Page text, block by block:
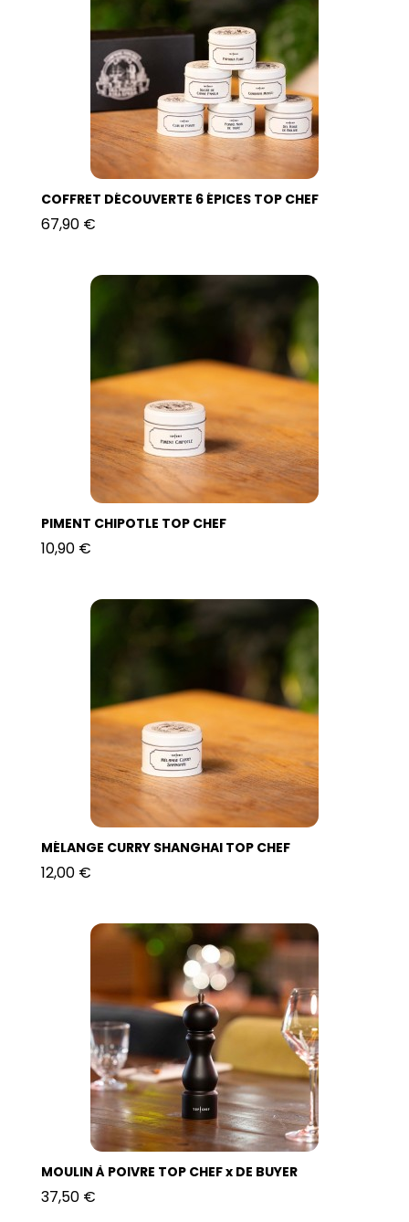
COFFRET DÉCOUVERTE 6 ÉPICES TOP CHEF
67,90 €
PIMENT CHIPOTLE TOP CHEF
10,90 €
MÉLANGE CURRY SHANGHAI TOP CHEF
12,00 €
MOULIN À POIVRE TOP CHEF x DE BUYER
37,50 €